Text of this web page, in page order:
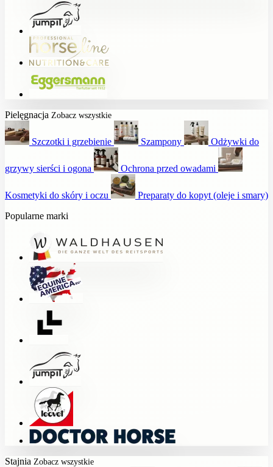
Pielęgnacja Zobacz wszystkie
Szczotki i grzebienie Szampony Odżywki do
grzywy sierści i ogona Ochrona przed owadami
Kosmetyki do skóry i oczu
Preparaty do kopyt (oleje i smary)
Popularne marki
Stajnia Zobacz wszystkie